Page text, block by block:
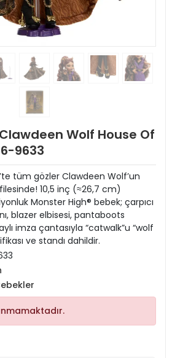
Wolf House Of
9633
tüm gözler Clawdeen Wolf’un
10,5 inç (≈26,7 cm)
Monster High® bebek; çarpıcı
blazer elbisesi, pantaboots
imza çantasıyla “catwalk”u “wolf
ve standı dahildir.